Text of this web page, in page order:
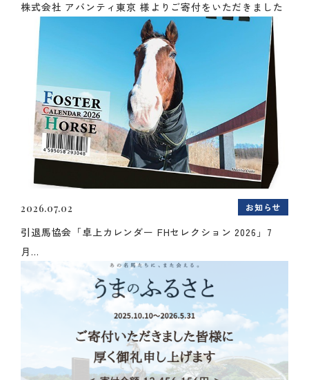
株式会社 アバンティ東京 様よりご寄付をいただきました
2026.07.02 お知らせ
引退馬協会「卓上カレンダー FHセレクション 2026」7
月...